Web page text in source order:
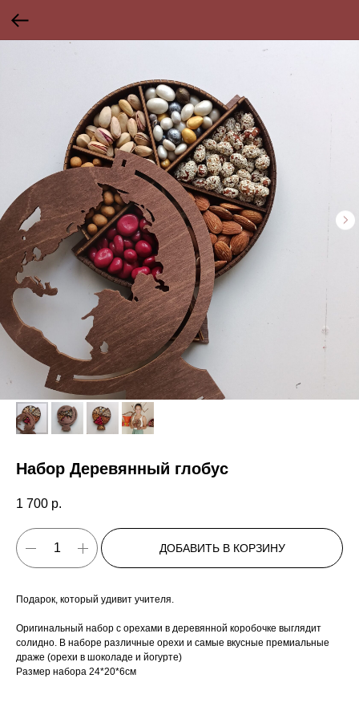
Набор Деревянный глобус
1 700 р.
ДОБАВИТЬ В КОРЗИНУ
Подарок, который удивит учителя.
Оригинальный набор с орехами в деревянной коробочке выглядит
солидно. В наборе различные орехи и самые вкусные премиальные
драже (орехи в шоколаде и йогурте)
Размер набора 24*20*6см